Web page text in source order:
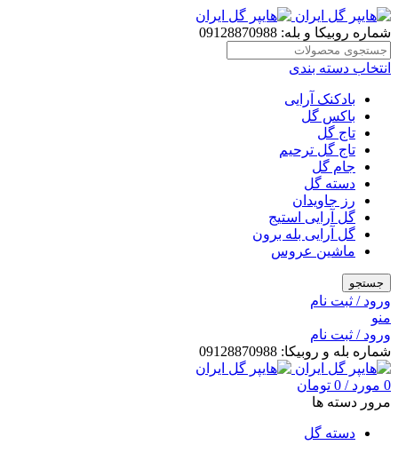
شماره روبیکا و بله: 09128870988
انتخاب دسته بندی
بادکنک آرایی
باکس گل
تاج گل
تاج گل ترحیم
جام گل
دسته گل
رز جاویدان
گل آرایی استیج
گل آرایی بله برون
ماشین عروس
جستجو
ورود / ثبت نام
منو
ورود / ثبت نام
شماره بله و روبیکا: 09128870988
0 مورد /
0 تومان
مرور دسته ها
دسته گل